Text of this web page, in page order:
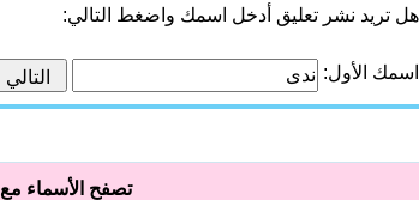
هل تريد نشر تعليق أدخل اسمك واضغط التالي:
اسمك الأول:
تصفح الأسماء مع